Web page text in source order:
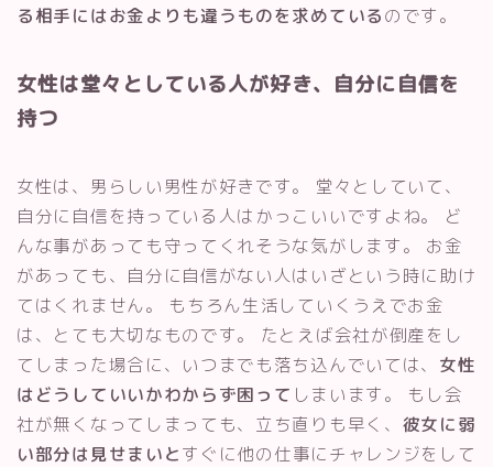
る相手にはお金よりも違うものを求めているのです。
女性は堂々としている人が好き、自分に自信を
持つ
女性は、男らしい男性が好きです。 堂々としていて、
自分に自信を持っている人はかっこいいですよね。 ど
んな事があっても守ってくれそうな気がします。 お金
があっても、自分に自信がない人はいざという時に助け
てはくれません。 もちろん生活していくうえでお金
は、とても大切なものです。 たとえば会社が倒産をし
てしまった場合に、いつまでも落ち込んでいては、 女性
はどうしていいかわからず困って しまいます。 もし会
社が無くなってしまっても、立ち直りも早く、 彼女に弱
い部分は見せまいとすぐに他の仕事にチャレンジをして